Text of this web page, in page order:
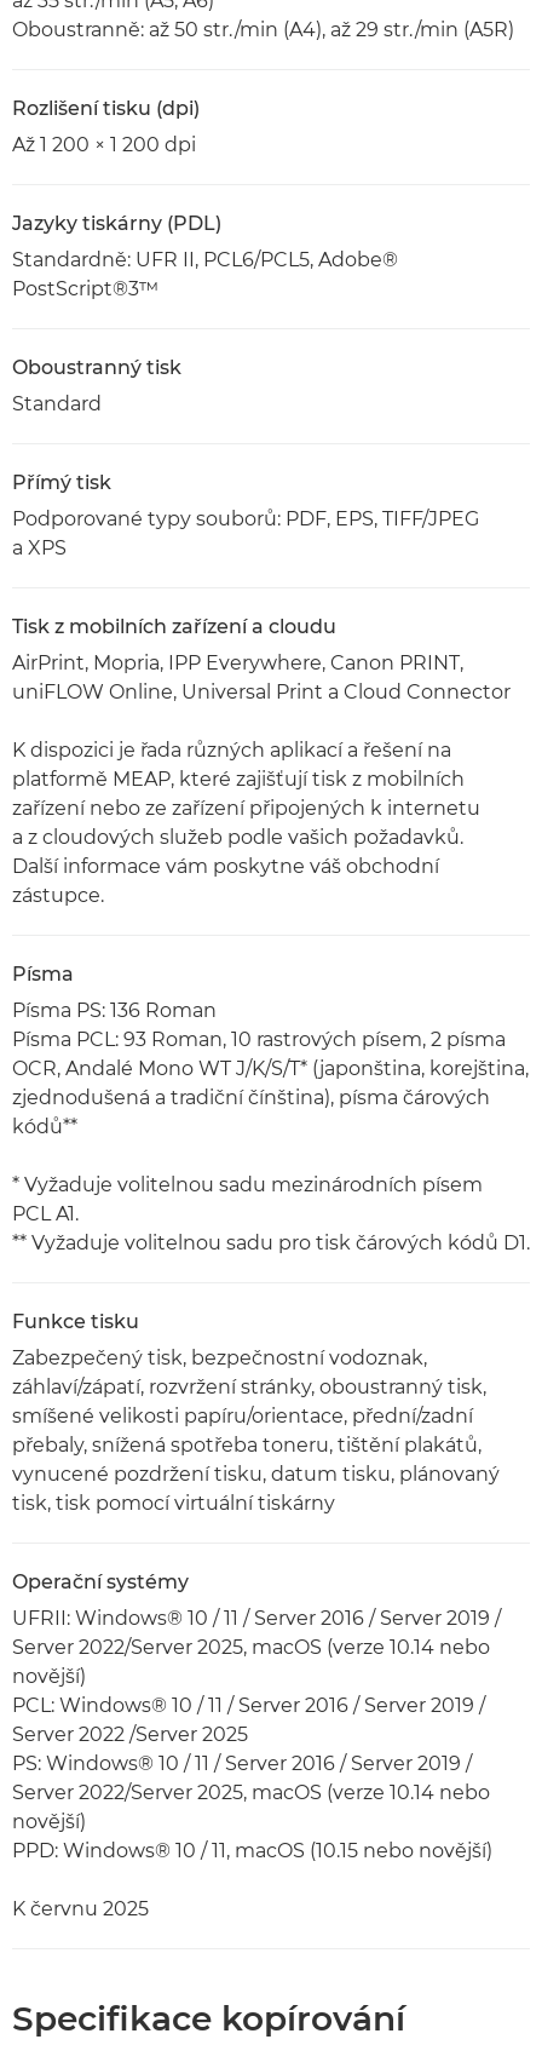
Oboustranně: až 50 str./min (A4), až 29 str./min (A5R)
Rozlišení tisku (dpi)
Až 1 200 × 1 200 dpi
Jazyky tiskárny (PDL)
Standardně: UFR II, PCL6/PCL5, Adobe®
PostScript®3™
Oboustranný tisk
Standard
Přímý tisk
Podporované typy souborů: PDF, EPS, TIFF/JPEG
a XPS
Tisk z mobilních zařízení a cloudu
AirPrint, Mopria, IPP Everywhere, Canon PRINT,
uniFLOW Online, Universal Print a Cloud Connector
K dispozici je řada různých aplikací a řešení na
platformě MEAP, které zajišťují tisk z mobilních
zařízení nebo ze zařízení připojených k internetu
a z cloudových služeb podle vašich požadavků.
Další informace vám poskytne váš obchodní
zástupce.
Písma
Písma PS: 136 Roman
Písma PCL: 93 Roman, 10 rastrových písem, 2 písma
OCR, Andalé Mono WT J/K/S/T* (japonština, korejština,
zjednodušená a tradiční čínština), písma čárových
kódů**
* Vyžaduje volitelnou sadu mezinárodních písem
PCL A1.
** Vyžaduje volitelnou sadu pro tisk čárových kódů D1.
Funkce tisku
Zabezpečený tisk, bezpečnostní vodoznak,
záhlaví/zápatí, rozvržení stránky, oboustranný tisk,
smíšené velikosti papíru/orientace, přední/zadní
přebaly, snížená spotřeba toneru, tištění plakátů,
vynucené pozdržení tisku, datum tisku, plánovaný
tisk, tisk pomocí virtuální tiskárny
Operační systémy
UFRII: Windows® 10 / 11 / Server 2016 / Server 2019 /
Server 2022/Server 2025, macOS (verze 10.14 nebo
novější)
PCL: Windows® 10 / 11 / Server 2016 / Server 2019 /
Server 2022 /Server 2025
PS: Windows® 10 / 11 / Server 2016 / Server 2019 /
Server 2022/Server 2025, macOS (verze 10.14 nebo
novější)
PPD: Windows® 10 / 11, macOS (10.15 nebo novější)
K červnu 2025
Specifikace kopírování